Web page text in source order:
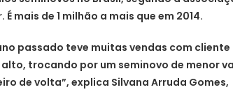
É mais de 1 milhão a mais que em 2014.
passado teve muitas vendas com
trocando por um seminovo de menor
de volta”, explica Silvana Arruda